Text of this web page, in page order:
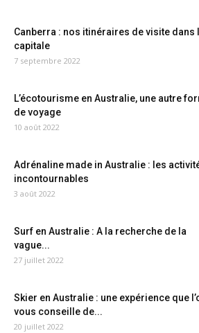
Canberra : nos itinéraires de visite dans
capitale
7 septembre 2022
L’écotourisme en Australie, une autre
de voyage
10 août 2022
Adrénaline made in Australie : les
incontournables
3 août 2022
Surf en Australie : A la recherche de la
vague...
27 juillet 2022
Skier en Australie : une expérience que
vous conseille de...
20 juillet 2022